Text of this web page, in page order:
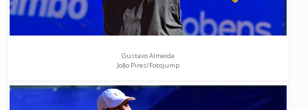
Gustavo Almeida
João Pires/Fotojump